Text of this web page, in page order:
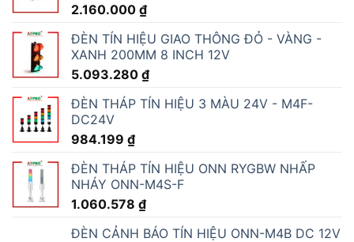
2.160.000 ₫
ĐÈN TÍN HIỆU GIAO THÔNG ĐỎ - VÀNG -
XANH 200MM 8 INCH 12V
5.093.280 ₫
ĐÈN THÁP TÍN HIỆU 3 MÀU 24V - M4F-
DC24V
984.199 ₫
ĐÈN THÁP TÍN HIỆU ONN RYGBW NHẤP
NHÁY ONN-M4S-F
1.060.578 ₫
ĐÈN CẢNH BÁO TÍN HIỆU ONN-M4B DC 12V